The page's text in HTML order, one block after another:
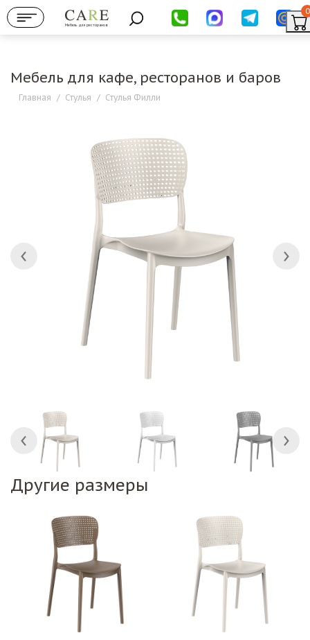
Мебель для ресторанов
0
Мебель для кафе, ресторанов и баров
Главная / Стулья / Стулья Филли
Другие размеры